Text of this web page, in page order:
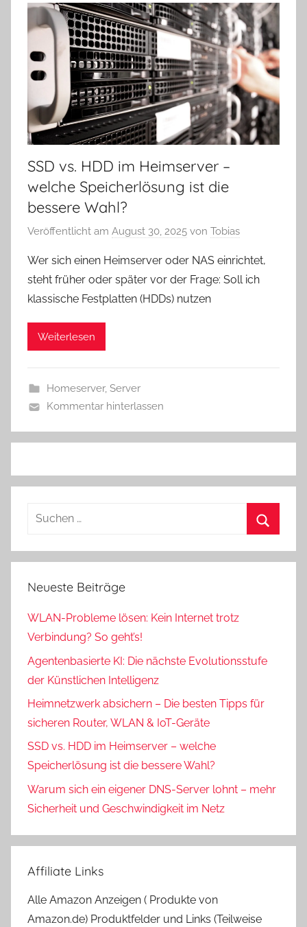
SSD vs. HDD im Heimserver –
welche Speicherlösung ist die
bessere Wahl?
Veröffentlicht am August 30, 2025 von Tobias
Wer sich einen Heimserver oder NAS einrichtet,
steht früher oder später vor der Frage: Soll ich
klassische Festplatten (HDDs) nutzen
Weiterlesen
Homeserver, Server
Kommentar hinterlassen
Suchen
Neueste Beiträge
WLAN-Probleme lösen: Kein Internet trotz
Verbindung? So geht’s!
Agentenbasierte KI: Die nächste Evolutionsstufe
der Künstlichen Intelligenz
Heimnetzwerk absichern – Die besten Tipps für
sicheren Router, WLAN & IoT-Geräte
SSD vs. HDD im Heimserver – welche
Speicherlösung ist die bessere Wahl?
Warum sich ein eigener DNS-Server lohnt – mehr
Sicherheit und Geschwindigkeit im Netz
Affiliate Links
Alle Amazon Anzeigen ( Produkte von
Amazon.de) Produktfelder und Links (Teilweise